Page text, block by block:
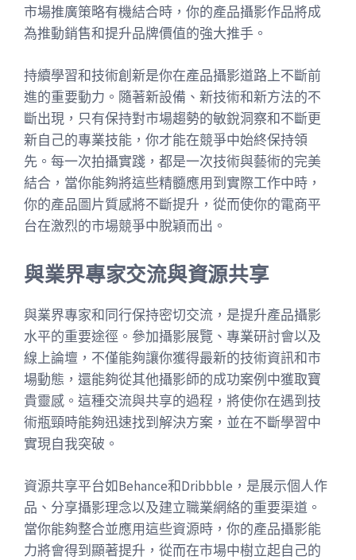
市場推廣策略有機結合時，你的產品攝影作品將成
為推動銷售和提升品牌價值的強大推手。
持續學習和技術創新是你在產品攝影道路上不斷前
進的重要動力。隨著新設備、新技術和新方法的不
斷出現，只有保持對市場趨勢的敏銳洞察和不斷更
新自己的專業技能，你才能在競爭中始終保持領
先。每一次拍攝實踐，都是一次技術與藝術的完美
結合，當你能夠將這些精髓應用到實際工作中時，
你的產品圖片質感將不斷提升，從而使你的電商平
台在激烈的市場競爭中脫穎而出。
與業界專家交流與資源共享
與業界專家和同行保持密切交流，是提升產品攝影
水平的重要途徑。參加攝影展覽、專業研討會以及
線上論壇，不僅能夠讓你獲得最新的技術資訊和市
場動態，還能夠從其他攝影師的成功案例中獲取寶
貴靈感。這種交流與共享的過程，將使你在遇到技
術瓶頸時能夠迅速找到解決方案，並在不斷學習中
實現自我突破。
資源共享平台如Behance和Dribbble，是展示個人作
品、分享攝影理念以及建立職業網絡的重要渠道。
當你能夠整合並應用這些資源時，你的產品攝影能
力將會得到顯著提升，從而在市場中樹立起自己的